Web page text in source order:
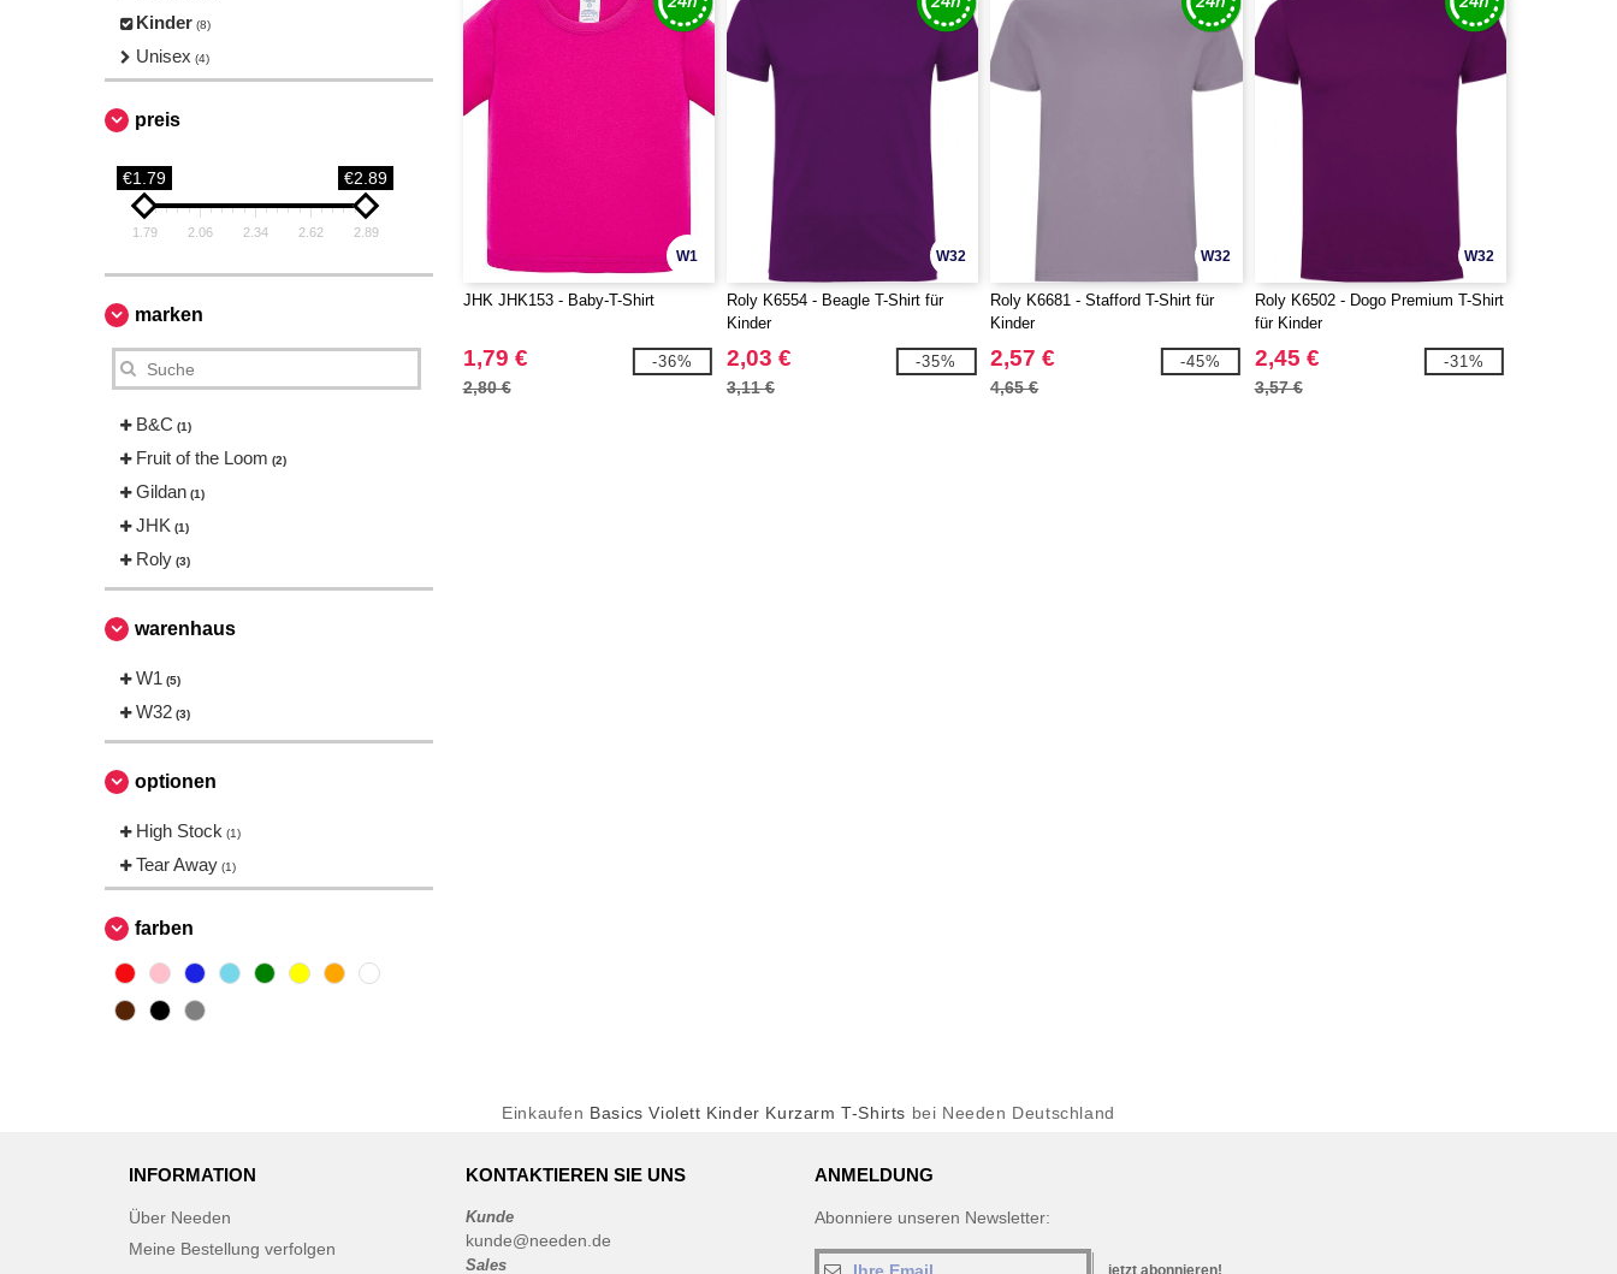
Kinder (8)
Unisex (4)
preis
€1.79 €2.89
1.79 2.06 2.34 2.62 2.89
marken
B&C (1)
Fruit of the Loom (2)
Gildan (1)
JHK (1)
Roly (3)
warenhaus
W1 (5)
W32 (3)
optionen
High Stock (1)
Tear Away (1)
farben
W1
JHK JHK153 - Baby-T-Shirt
1,79 €
2,80 €
-36%
W32
Roly K6554 - Beagle T-Shirt für
Kinder
2,03 €
3,11 €
-35%
W32
Roly K6681 - Stafford T-Shirt für
Kinder
2,57 €
4,65 €
-45%
W32
Roly K6502 - Dogo Premium T-Shirt
für Kinder
2,45 €
3,57 €
-31%
Einkaufen Basics Violett Kinder Kurzarm T-Shirts bei Needen Deutschland
INFORMATION
Über Needen
Meine Bestellung verfolgen
KONTAKTIEREN SIE UNS
Kunde
kunde@needen.de
Sales
ANMELDUNG
Abonniere unseren Newsletter:
jetzt abonnieren!